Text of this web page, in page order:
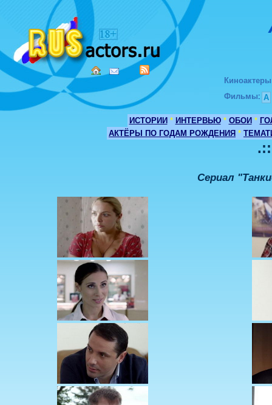
Киноактеры
Фильмы: А
ИСТОРИИ * ИНТЕРВЬЮ * ОБОИ *
АКТЁРЫ ПО ГОДАМ РОЖДЕНИЯ *
Сериал